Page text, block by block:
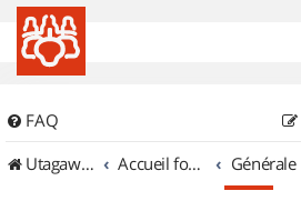
FAQ
UtagawaVTT (Randos VTT et VTTAE avec traces GPS)
Accueil forum Générale